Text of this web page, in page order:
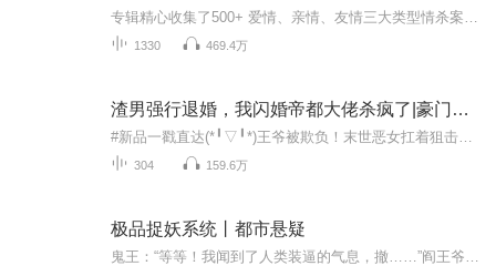
1330 469.4万
渣男强行退婚，我闪婚帝都大佬杀疯了|豪门甜宠虐渣爽
304 159.6万
极品捉妖系统丨都市悬疑